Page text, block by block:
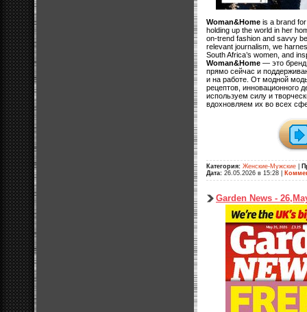
Woman&Home is a brand
holding up the world in her
on-trend fashion and savvy
relevant journalism, we
South Africa’s women, and
Woman&Home — это
прямо сейчас и
и на работе. От модной
рецептов, инновационного
используем силу и
вдохновляем их во всех
Категория: Женские-Мужские
Дата: 26.05.2026 в 15:28
Garden News -